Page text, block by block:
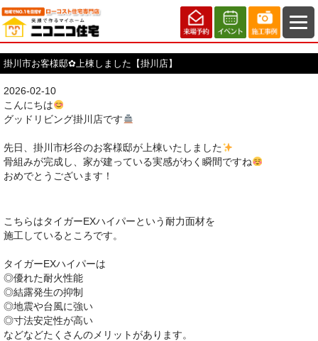
掛川市お客様邸✿上棟しました【掛川店】
2026-02-10
こんにちは
グッドリビング掛川店です
先日、掛川市杉谷のお客様邸が上棟いたしました
骨組みが完成し、家が建っている実感がわく瞬間ですね
おめでとうございます！
こちらはタイガーEXハイパーという耐力面材を
施工しているところです。
タイガーEXハイパーは
◎優れた耐火性能
◎結露発生の抑制
◎地震や台風に強い
◎寸法安定性が高い
などなどたくさんのメリットがあります。